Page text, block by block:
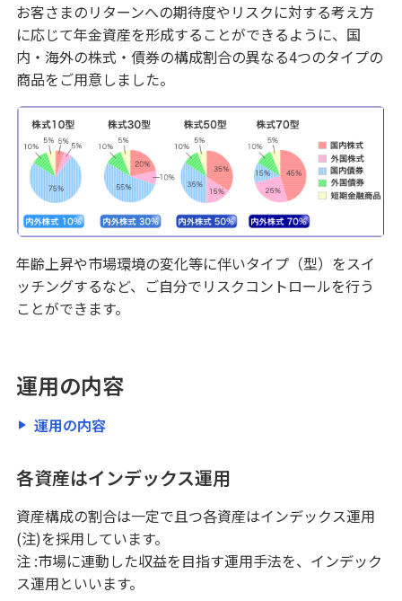
ご利用・ご検討中のお客さま
本日の金利・配当率
手数料一覧
投資信託基準価額一覧
資料請求
書面取次ぎ行為に係る最良執行方針について
引き継ぐ・遺す
信託商品・遺言整理
アパートローン
不動産
ATM・店舗
みずほ信託銀行について
お客さまのリターンへの期待度やリスクに対する考え方
に応じて年金資産を形成することができるように、国
内・海外の株式・債券の構成割合の異なる4つのタイプの
商品をご用意しました。
年齢上昇や市場環境の変化等に伴いタイプ（型）をスイ
ッチングするなど、ご自分でリスクコントロールを行う
ことができます。
運用の内容
運用の内容
各資産はインデックス運用
資産構成の割合は一定で且つ各資産はインデックス運用
(注)を採用しています。
注 :市場に連動した収益を目指す運用手法を、インデック
ス運用といいます。